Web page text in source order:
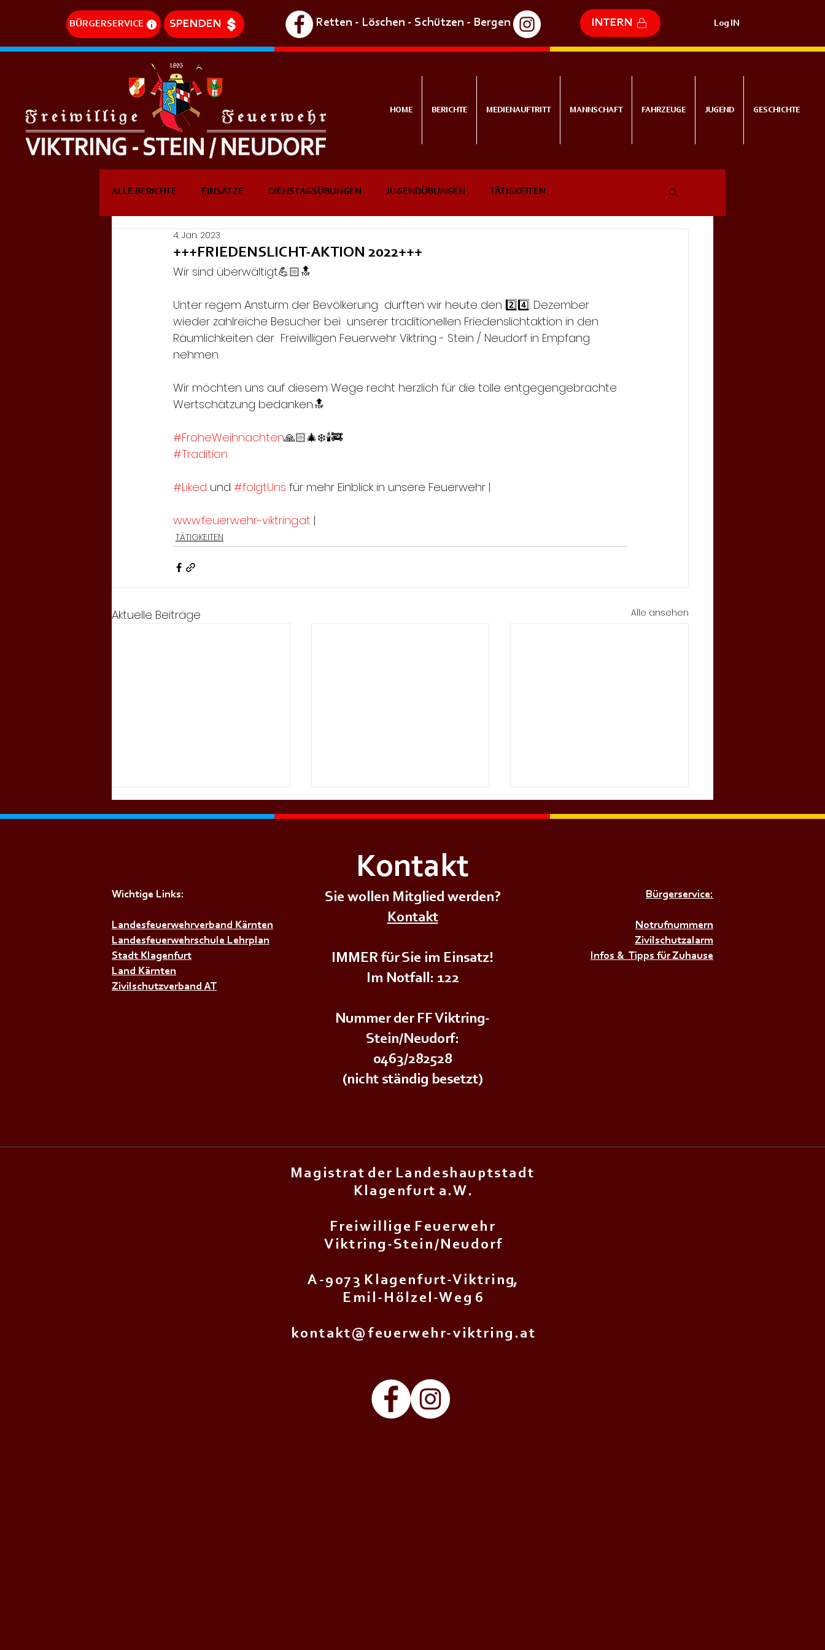
BÜRGERSERVICE SPENDEN Retten - Löschen - Schützen - Bergen INTERN Log IN
ALLE BERICHTE EINSÄTZE DIENSTAGSÜBUNGEN JUGENDÜBUNGEN TÄTIGKEITEN
DREHLEITEREINSÄTZE
+++FRIEDENSLICHT-AKTION 2022+++
4. Jan. 2023
Wir sind überwältigt💪🏻🔝
Unter regem Ansturm der Bevölkerung  durften wir heute den 2️⃣4️⃣. Dezember
wieder zahlreiche Besucher bei  unserer traditionellen Friedenslichtaktion in den
Räumlichkeiten der  Freiwilligen Feuerwehr Viktring - Stein / Neudorf in Empfang
nehmen.
Wir möchten uns auf diesem Wege recht herzlich für die tolle entgegengebrachte
Wertschätzung bedanken.🔝
#FroheWeihnachten🙏🏻🎄❄️🕯🚒
#Tradition
#Liked und #folgtUns für mehr Einblick in unsere Feuerwehr |
www.feuerwehr-viktring.at |
TÄTIGKEITEN
Aktuelle Beiträge Alle ansehen
+++𝗚𝗘𝗠𝗘𝗜𝗡𝗦𝗖𝗛𝗔𝗙𝗧𝗦Ü𝗕𝗨𝗡𝗚+++
+++𝗘𝗥𝗦𝗧𝗘 - 𝗛𝗜𝗟𝗙𝗘 𝗞𝗨𝗥𝗦
HOME BERICHTE MEDIENAUFTRITT MANNSCHAFT FAHRZEUGE JUGEND GESCHICHTE
Kontakt
Wichtige Links:
Landesfeuerwehrverband Kärnten
Landesfeuerwehrschule Lehrplan
Stadt Klagenfurt
Land Kärnten
Zivilschutzverband AT
Sie wollen Mitglied werden?
Kontakt
IMMER für Sie im Einsatz!
Im Notfall: 122
Nummer der FF Viktring-
Stein/Neudorf:
0463/282528
(nicht ständig besetzt)
Bürgerservice:
Notrufnummern
Zivilschutzalarm
Infos & Tipps für Zuhause
M a g i s t r a t d e r L a n d e s h a u p t s t a d t
K l a g e n f u r t a . W .
F r e i w i l l i g e F e u e r w e h r
V i k t r i n g - S t e i n / N e u d o r f
A - 9 0 7 3 K l a g e n f u r t - V i k t r i n g,
E m i l - H ö l z e l - W e g 6
k o n t a k t @ f e u e r w e h r - v i k t r i n g . a t